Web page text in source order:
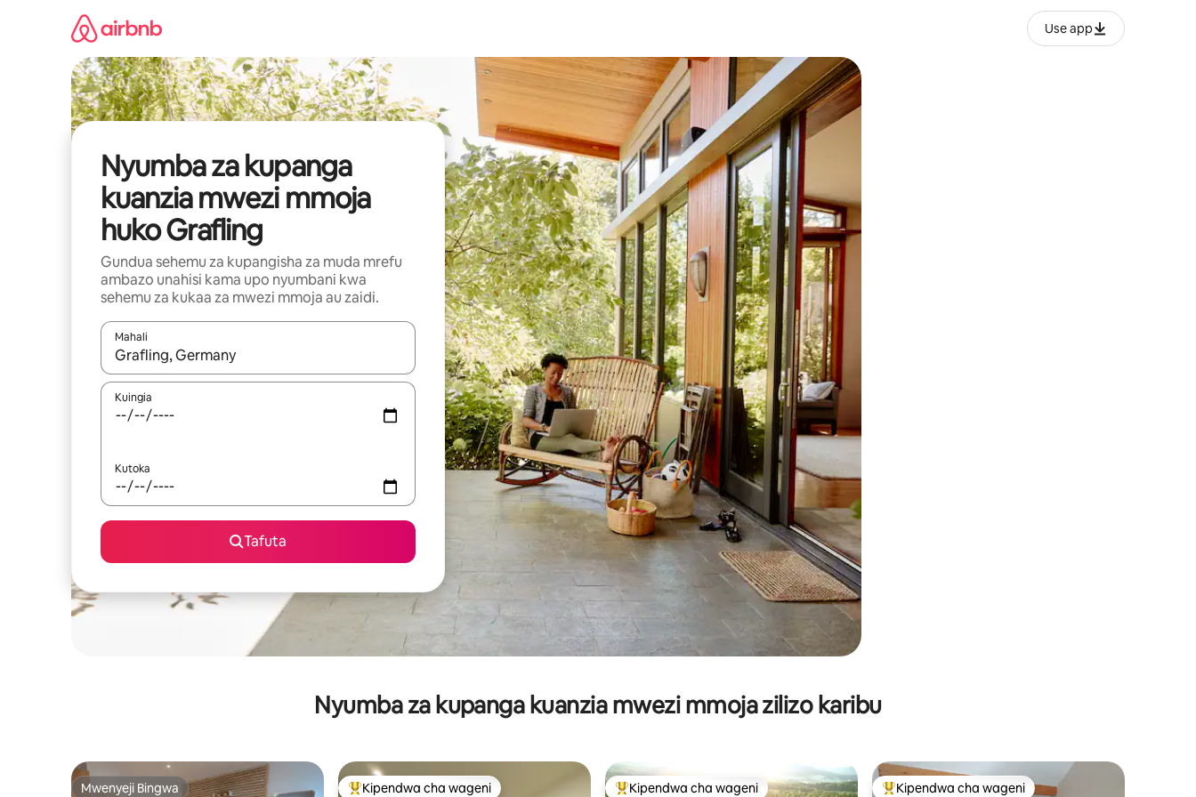
Use app
Nyumba za kupanga
kuanzia mwezi mmoja
huko Grafling
Gundua sehemu za kupangisha za muda mrefu
ambazo unahisi kama upo nyumbani kwa
sehemu za kukaa za mwezi mmoja au zaidi.
Mahali
Wakati matokeo yanapatikana, vinjari kwa kutumia vitufe vya vishale vya juu na chini au uchunguze kwa kugusa au kutelezesha kidole kwenye ishara.
Kuingia
Kutoka
Tafuta
Nyumba za kupanga kuanzia mwezi mmoja zilizo karibu
Mwenyeji Bingwa Kipendwa cha wageni Kipendwa cha wageni Kipendwa cha wageni